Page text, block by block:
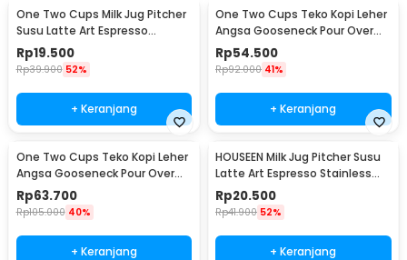
One Two Cups Milk Jug Pitcher
Susu Latte Art Espresso
Stainless Steel 5oz - S06HG
Rp19.500
Rp39.900 52%
+ Keranjang
One Two Cups Teko Kopi Leher
Angsa Gooseneck Pour Over
Drip Kettle 250ml - AA049
Rp54.500
Rp92.000 41%
+ Keranjang
One Two Cups Teko Kopi Leher
Angsa Gooseneck Pour Over
Drip Kettle 350ml - AA049
Rp63.700
Rp105.000 40%
+ Keranjang
HOUSEEN Milk Jug Pitcher Susu
Latte Art Espresso Stainless
Steel 55ml - DL060
Rp20.500
Rp41.900 52%
+ Keranjang